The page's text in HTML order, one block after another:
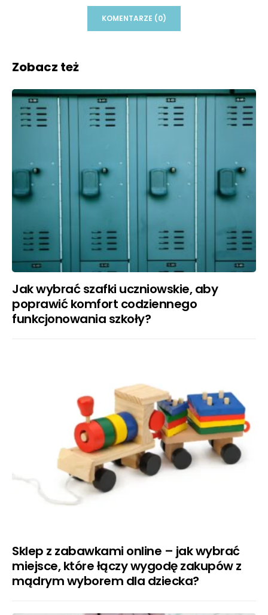
KOMENTARZE (0)
Zobacz też
Jak wybrać szafki uczniowskie, aby
poprawić komfort codziennego
funkcjonowania szkoły?
Sklep z zabawkami online – jak wybrać
miejsce, które łączy wygodę zakupów z
mądrym wyborem dla dziecka?